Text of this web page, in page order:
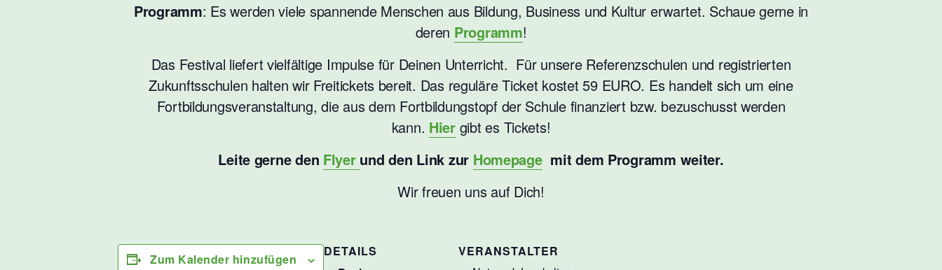
Programm: Es werden viele spannende Menschen aus Bildung, Business und Kultur erwartet. Schaue gerne in
deren Programm!
Das Festival liefert vielfältige Impulse für Deinen Unterricht. Für unsere Referenzschulen und registrierten
Zukunftsschulen halten wir Freitickets bereit. Das reguläre Ticket kostet 59 EURO. Es handelt sich um eine
Fortbildungsveranstaltung, die aus dem Fortbildungstopf der Schule finanziert bzw. bezuschusst werden
kann. Hiergibt es Tickets!
Leite gerne den Flyer und den Link zur Homepagemit dem Programm weiter.
Wir freuen uns auf Dich!
Zum Kalender hinzufügen
DETAILS
VERANSTALTER